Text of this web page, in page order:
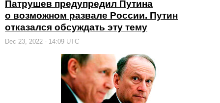
Патрушев предупредил Путина
о возможном развале России. Путин
отказался обсуждать эту тему
Dec 23, 2022 - 14:09 UTC